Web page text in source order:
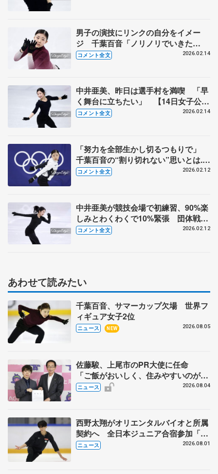
男子の演技にリンクの自分をイメー
ジ 千葉百音「ノリノリでいきた
い」 【14日女子公式練習後】
コメント全文 2026.02.14
中井亜美、昨日は選手村を満喫 「早
く舞台に立ちたい」 【14日女子公式
練習後】
コメント全文 2026.02.14
「努力を全部生かし切るつもりで」
千葉百音の“割り切れない”思いとは...
競技会場で初練習【12日公式練習後】
コメント全文 2026.02.12
中井亜美が競技会場で初練習、90%楽
しみとわくわくで10%緊張 団体戦は
正座して観戦【12日公式練習】
コメント全文 2026.02.12
あわせて読みたい
千葉百音、サマーカップ欠場 世界フ
ィギュア女子2位
ニュース NEW 2026.08.05
佐藤駿、上尾市のPR大使に任命
「ご飯がおいしく、住みやすいのが魅
力」
ニュース 2026.08.04
西野太翔がオリエンタルバイオと所属
契約へ 全日本ジュニア合宿参加「結
果残していかないと」 講師はジェー
ニュース 2026.08.01